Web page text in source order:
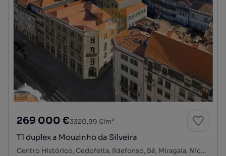
269 000 €3320,99 €/m²
T1 duplex a Mouzinho da Silveira
Centro Histórico, Cedofeita, Ildefonso, Sé, Miragaia, Nicolau, Vitória, Porto, Porto